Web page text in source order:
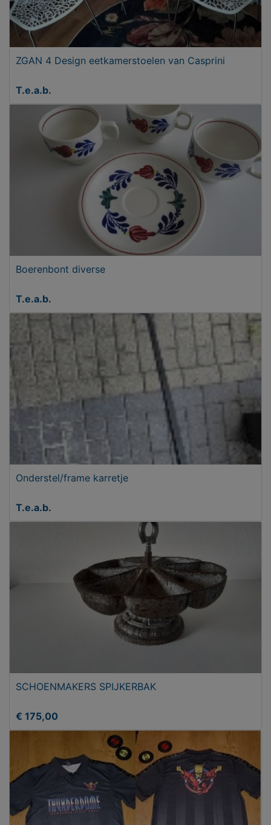
ZGAN 4 Design eetkamerstoelen van Casprini
T.e.a.b.
Boerenbont diverse
T.e.a.b.
Onderstel/frame karretje
T.e.a.b.
SCHOENMAKERS SPIJKERBAK
€ 175,00